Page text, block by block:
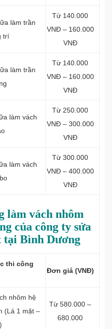
làm trần
trí
Từ 140.000
VNĐ – 160.000
VNĐ
làm trần
Từ 140.000
VNĐ – 160.000
VNĐ
làm vách
Từ 250.000
VNĐ – 300.000
VNĐ
làm vách
Từ 300.000
VNĐ – 400.000
VNĐ
làm vách nhôm
của công ty sửa
tại Bình Dương
thi công
Đơn giá (VNĐ)
nhôm hệ
(Lá 1 mặt –
Từ 580.000 –
680.000